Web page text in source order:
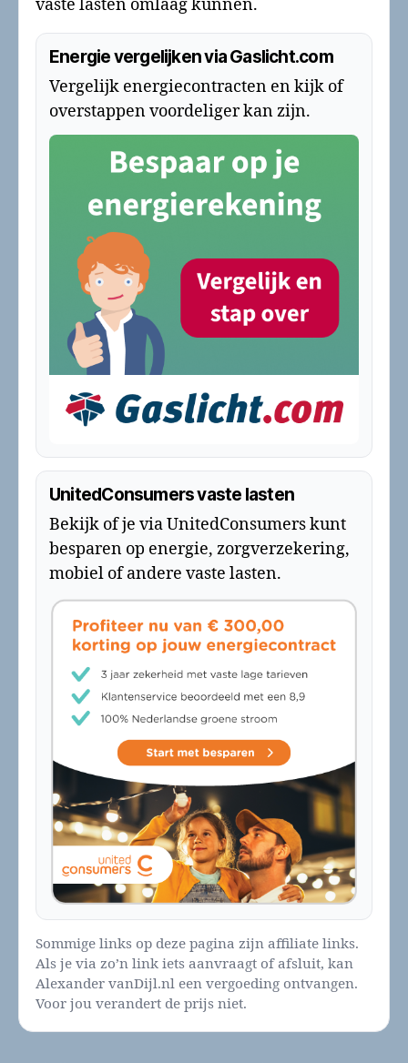
vaste lasten omlaag kunnen.
Energie vergelijken via Gaslicht.com
Vergelijk energiecontracten en kijk of
overstappen voordeliger kan zijn.
UnitedConsumers vaste lasten
Bekijk of je via UnitedConsumers kunt
besparen op energie, zorgverzekering,
mobiel of andere vaste lasten.
Sommige links op deze pagina zijn affiliate links.
Als je via zo’n link iets aanvraagt of afsluit, kan
Alexander vanDijl.nl een vergoeding ontvangen.
Voor jou verandert de prijs niet.